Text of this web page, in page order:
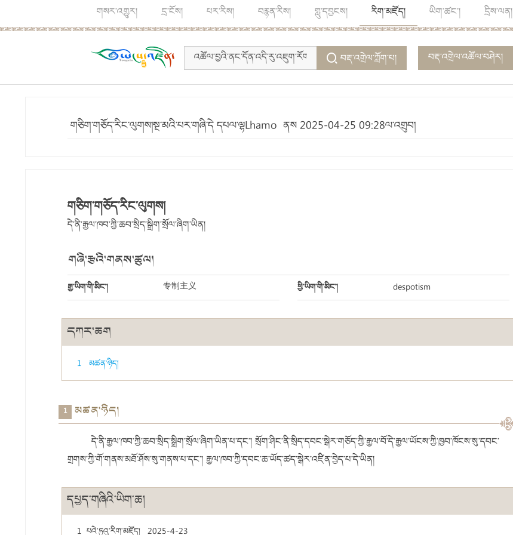
གསར་འགྱུར། དྲ་ངོས། པར་རིས། བརྙན་རིས། གླུ་དབྱངས། རིག་མཛོད། ཡིག་ཚང་། དྲིས་ལན།
བརྡ་འགྲེལ་ཀློག་པ། བརྡ་འགྲེལ་འཚོལ་བཤེར།
གཅིག་གཅོད་རིང་ལུགས།སྔ་མའི་པར་གཞི་དེ དཔལ་ལྷLhamo ནས 2025-04-25 09:28ལ་འགྲུབ།
གཅིག་གཅོད་རིང་ལུགས།
དེ་ནི་རྒྱལ་ཁབ་ཀྱི་ཆབ་སྲིད་སྒྲིག་སྲོལ་ཞིག་ཡིན།
གཞི་རྩའི་གནས་ཚུལ།
རྒྱ་ཡིག་གི་མིང་། 专制主义 ཕྱི་ཡིག་གི་མིང་། despotism
དཀར་ཆག
1 ​མཚན་ཉིད།
1 ​མཚན་ཉིད།
དེ་ནི་རྒྱལ་ཁབ་ཀྱི་ཆབ་སྲིད་སྒྲིག་སྲོལ་ཞིག་ཡིན་པ་དང་། སྲོག་ཤིང་ནི་སྲིད་དབང་སྒེར་གཅོད་ཀྱི་རྒྱལ་བོ་དེ་རྒྱལ་ཡོངས་ཀྱི་ཁྱབ་ཁོངས་སུ་དབང་
གྲགས་ཀྱི་གོ་གནས་མཐོ་ཤོས་སུ་གནས་པ་དང་། རྒྱལ་ཁབ་ཀྱི་དབང་ཆ་ཡོད་ཚད་སྒེར་འཛིན་བྱེད་པ་དེ་ཡིན།
དཔྱད་གཞིའི་ཡིག་ཆ།
1 པའེ་ཏུའུ་རིག་མཛོད། 2025-4-23